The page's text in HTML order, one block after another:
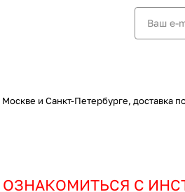
и Санкт-Петербурге, доставка
С